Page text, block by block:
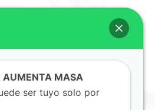
AUMENTA MASA
ser tuyo solo por